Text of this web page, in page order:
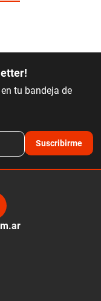
tu bandeja de
Suscribirme